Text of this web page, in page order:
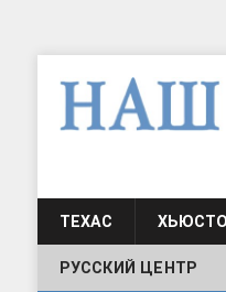
ТЕХАС
РУССКИЙ ЦЕНТР